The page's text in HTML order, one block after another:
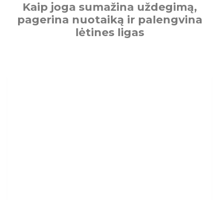
Kaip joga sumažina uždegimą,
pagerina nuotaiką ir palengvina
lėtines ligas